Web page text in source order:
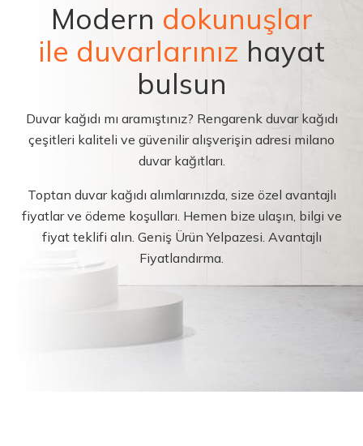
Modern dokunuşlar
ile duvarlarınız hayat
bulsun
Duvar kağıdı mı aramıştınız? Rengarenk duvar kağıdı
çeşitleri kaliteli ve güvenilir alışverişin adresi milano
duvar kağıtları.
Toptan duvar kağıdı alımlarınızda, size özel avantajlı
fiyatlar ve ödeme koşulları. Hemen bize ulaşın, bilgi ve
fiyat teklifi alın. Geniş Ürün Yelpazesi. Avantajlı
Fiyatlandırma.